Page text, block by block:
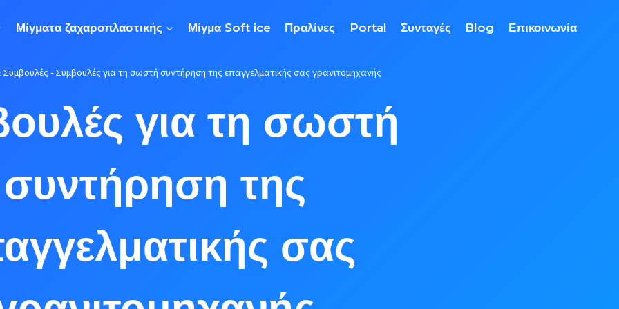
Μίγματα ζαχαροπλαστικής Μίγμα Soft ice Πραλίνες Portal Συνταγές Blog Επικοινωνία
Συμβουλές - Συμβουλές για τη σωστή συντήρηση της επαγγελματικής σας γρανιτομηχανής
για τη σωστή
συντήρηση της
σας